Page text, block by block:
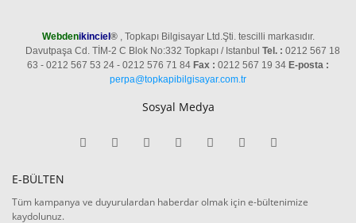
Webdenikinciel ®, Topkapı Bilgisayar Ltd.Şti. tescilli markasıdır.
Davutpaşa Cd. TİM-2 C Blok No:332 Topkapı / Istanbul Tel. : 0212 567 18
63 - 0212 567 53 24 - 0212 576 71 84 Fax : 0212 567 19 34 E-posta :
perpa@topkapibilgisayar.com.tr
Sosyal Medya
E-BÜLTEN
Tüm kampanya ve duyurulardan haberdar olmak için e-bültenimize
kaydolunuz.